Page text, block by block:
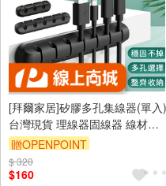
[拜爾家居]矽膠多孔集線器(單入)
台灣現貨 理線器固線器 線材收
納 矽膠集線器 理線器 固定夾 夾
線器 辦公桌收納(免運)
贈OPENPOINT
$ 320
$160